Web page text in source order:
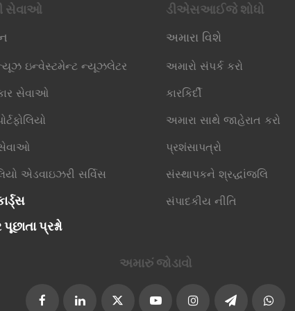
સેવાઓ
ઇન્વેસ્ટમેન્ટ ન્યૂઝલેટર
સેવાઓ
સેવાઓ
એડવાઇઝરી સર્વિસ
પૂછાતા પ્રશ્નો
ડીએસઆઈજે શોધો
અમારા વિશે
અમારો સંપર્ક કરો
કારકિર્દી
અમારા સાથે જાહેરાત કરો
પ્રશંસાપત્રો
સંસ્થાપકને શ્રદ્ધાંજલિ
સંપાદકીય નીતિ
અમારું જોડાવો​